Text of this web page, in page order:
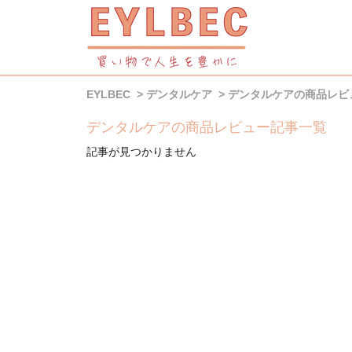
EYLBEC デンタルケア デンタルケアの商品レビ
デンタルケアの商品レビュー記事一覧
記事が見つかりません